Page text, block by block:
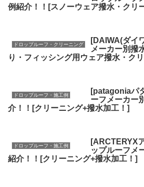
例紹介！！[スノーウェア撥水・クリ
ドロップルーフ・クリーニング
[DAIWA(ダイ
メーカー別撥
り・フィッシング用ウェア撥水・ク
ドロップルーフ・施工例
[patagoniaパ
ーフメーカー
介！！[クリーニング+撥水加工！]
ドロップルーフ・施工例
[ARCTERYX
ップルーフメ
紹介！！[クリーニング+撥水加工！]